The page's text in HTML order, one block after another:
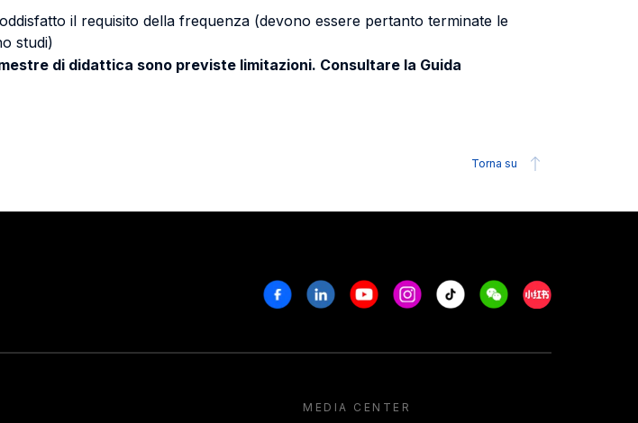
il requisito della frequenza (devono essere pertanto terminate le
studi)
di didattica sono previste limitazioni. Consultare la Guida
Torna su
FacebookLinkedinYoutubeInstagram
Tiktok WeechatXiaohongshu/
MEDIA CENTER